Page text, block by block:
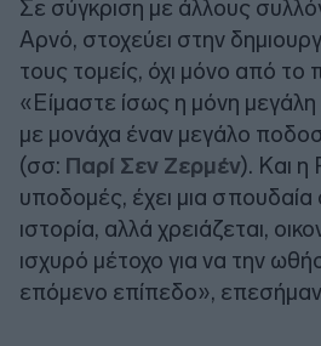
Σε σύγκριση με άλλους
Αρνό, στοχεύει στην
τους τομείς, όχι μόνο από
«Είμαστε ίσως η μόνη
με μονάχα έναν μεγάλο
(σσ: Παρί Σεν Ζερμέν). Και η
υποδομές, έχει μια
ιστορία, αλλά χρειάζεται,
ισχυρό μέτοχο για να την
επόμενο επίπεδο»,